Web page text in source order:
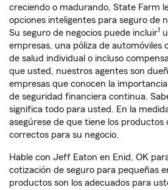
creciendo o madurando, State Farm
opciones inteligentes para seguro de
Su seguro de negocios puede incluir1
empresas, una póliza de automóviles
de salud individual o incluso
que usted, nuestros agentes son
empresas que conocen la
de seguridad financiera continua.
significa todo para usted. En la
asegúrese de que tiene los productos
correctos para su negocio.
Hable con Jeff Eaton en Enid, OK
cotización de seguro para pequeñas
productos son los adecuados para